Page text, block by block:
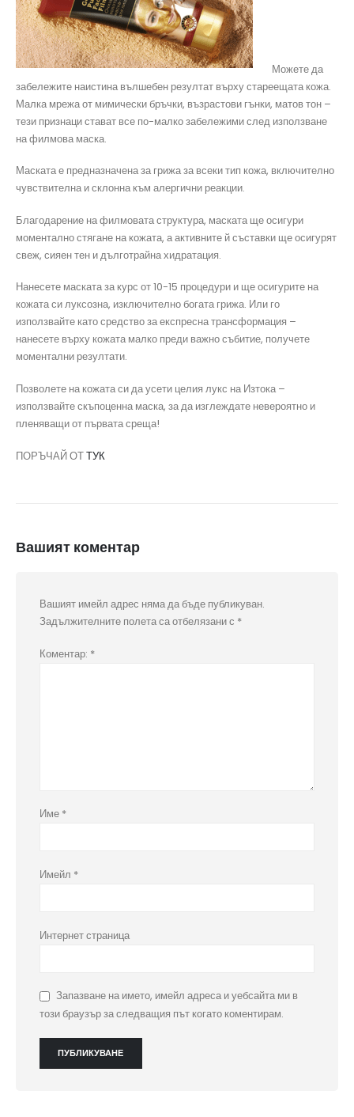
Можете да
забележите наистина вълшебен резултат върху стареещата кожа.
Малка мрежа от мимически бръчки, възрастови гънки, матов тон –
тези признаци стават все по-малко забележими след използване
на филмова маска.
Маската е предназначена за грижа за всеки тип кожа, включително
чувствителна и склонна към алергични реакции.
Благодарение на филмовата структура, маската ще осигури
моментално стягане на кожата, а активните й съставки ще осигурят
свеж, сияен тен и дълготрайна хидратация.
Нанесете маската за курс от 10-15 процедури и ще осигурите на
кожата си луксозна, изключително богата грижа. Или го
използвайте като средство за експресна трансформация –
нанесете върху кожата малко преди важно събитие, получете
моментални резултати.
Позволете на кожата си да усети целия лукс на Изтока –
използвайте скъпоценна маска, за да изглеждате невероятно и
пленяващи от първата среща!
ПОРЪЧАЙ ОТТУК
Вашият коментар
Вашият имейл адрес няма да бъде публикуван.
Задължителните полета са отбелязани с *
Коментар: *
Име *
Имейл *
Интернет страница
Запазване на името, имейл адреса и уебсайта ми в
този браузър за следващия път когато коментирам.